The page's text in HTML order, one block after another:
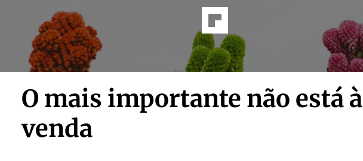
O mais importante não está à
venda